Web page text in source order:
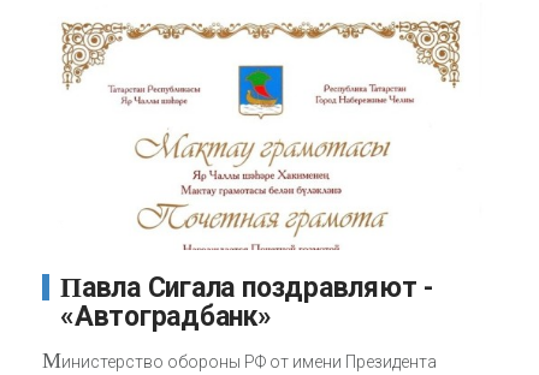
Павла Сигала поздравляют -
«Автоградбанк»
Министерство обороны РФ от имени Президента